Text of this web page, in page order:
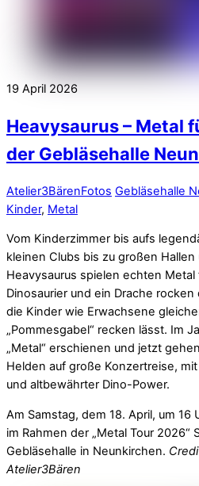
19 April 2026
Heavysaurus – Metal
der Gebläsehalle
Atelier3BärenFotos Gebläsehalle
Kinder, Metal
Vom Kinderzimmer bis aufs
kleinen Clubs bis zu großen Hallen
Heavysaurus spielen echten Metal
Dinosaurier und ein Drache
die Kinder wie Erwachsene
„Pommesgabel“ recken lässt. Im
„Metal“ erschienen und jetzt
Helden auf große Konzertreise,
und altbewährter Dino-Power.
Am Samstag, dem 18. April, um 16
im Rahmen der „Metal Tour 2026“
Gebläsehalle in Neunkirchen.
Atelier3Bären